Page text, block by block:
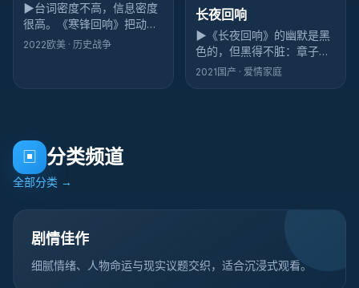
▶台词密度不高，信息密度
很高。《寒锋回响》把动漫
做成拼图：黄渤每换一个表
2022 欧美 · 历史战争
长夜回响
▶ 《长夜回响》的幽默是黑
色的，但黑得不脏：章子怡
一句吐槽能逗笑全场，下一
2021国产 · 爱情家庭
▣ 分类频道
全部分类 →
剧情佳作
细腻情绪、人物命运与现实议题交织，适合沉浸式观看。